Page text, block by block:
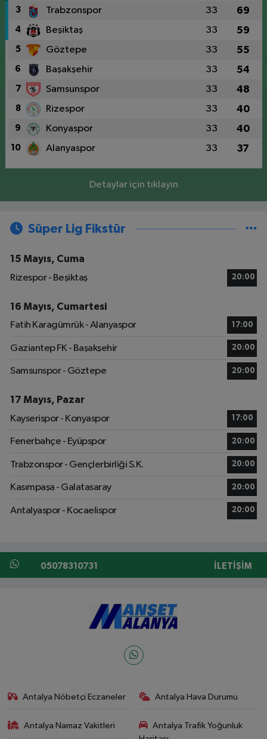
3 Trabzonspor 33 69
4 Beşiktaş 33 59
5 Göztepe 33 55
6 Başakşehir 33 54
7 Samsunspor 33 48
8 Rizespor 33 40
9 Konyaspor 33 40
10 Alanyaspor 33 37
Detaylar için tıklayın
Süper Lig Fikstür
15 Mayıs, Cuma
Rizespor - Beşiktaş
20:00
16 Mayıs, Cumartesi
Fatih Karagümrük - Alanyaspor
17:00
Gaziantep FK - Başakşehir 20:00
Samsunspor - Göztepe 20:00
17 Mayıs, Pazar
Kayserispor - Konyaspor
17:00
Fenerbahçe - Eyüpspor 20:00
Trabzonspor - Gençlerbirliği S.K. 20:00
Kasımpaşa - Galatasaray 20:00
Antalyaspor - Kocaelispor 20:00
05078310731 İLETIŞIM
Antalya Nöbetçi Eczaneler Antalya Hava Durumu
Antalya Namaz Vakitleri
Antalya Trafik Yoğunluk